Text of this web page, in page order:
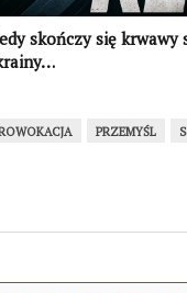
skończy się krwawy
PRZEMYŚL